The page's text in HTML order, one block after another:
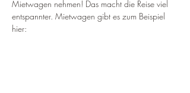
Mietwagen nehmen! Das macht die Reise viel
entspannter. Mietwagen gibt es zum Beispiel
hier: